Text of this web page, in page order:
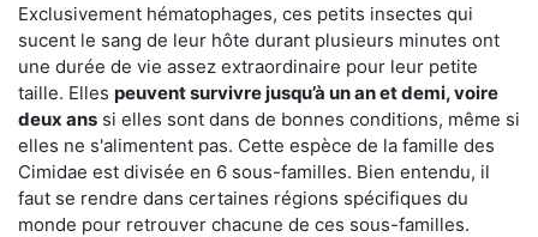
Exclusivement hématophages, ces petits insectes qui
sucent le sang de leur hôte durant plusieurs minutes ont
une durée de vie assez extraordinaire pour leur petite
taille. Elles peuvent survivre jusqu’à un an et demi, voire
deux ans si elles sont dans de bonnes conditions, même si
elles ne s'alimentent pas. Cette espèce de la famille des
Cimidae est divisée en 6 sous-familles. Bien entendu, il
faut se rendre dans certaines régions spécifiques du
monde pour retrouver chacune de ces sous-familles.